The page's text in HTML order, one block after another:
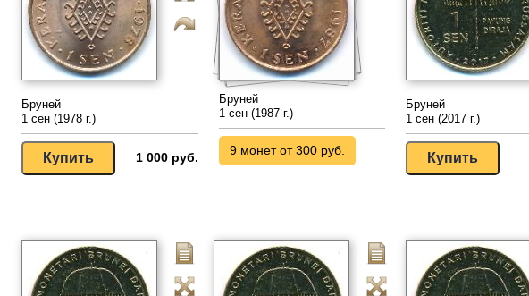
Бруней
1 сен (1978 г.)
1 000 руб.
Бруней
1 сен (1987 г.)
9 монет от 300 руб.
Бруней
1 сен (2017 г.)